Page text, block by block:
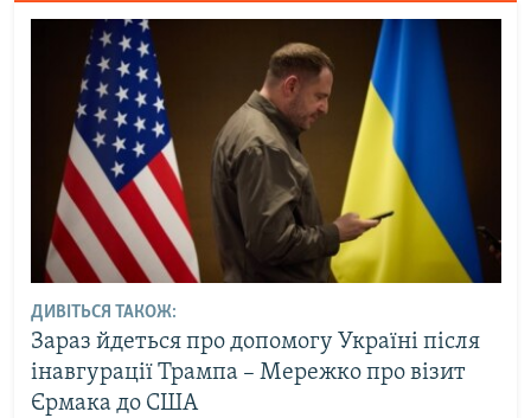
ДИВІТЬСЯ ТАКОЖ:
Зараз йдеться про допомогу Україні після
інавгурації Трампа – Мережко про візит
Єрмака до США